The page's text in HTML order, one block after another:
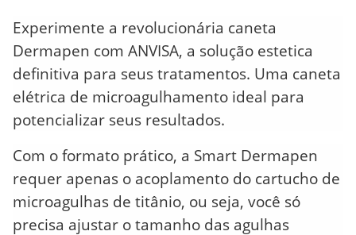
Experimente a revolucionária caneta
Dermapen com ANVISA, a solução estetica
definitiva para seus tratamentos. Uma caneta
elétrica de microagulhamento ideal para
potencializar seus resultados.
Com o formato prático, a Smart Dermapen
requer apenas o acoplamento do cartucho de
microagulhas de titânio, ou seja, você só
precisa ajustar o tamanho das agulhas